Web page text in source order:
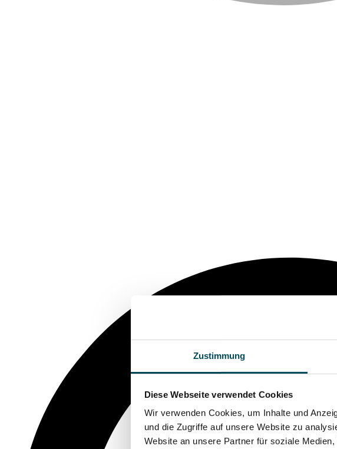
Zustimmung
Diese Webseite verwendet Cookies
Wir verwenden Cookies, um Inhalte und
und die Zugriffe auf unsere Website zu
Website an unsere Partner für soziale